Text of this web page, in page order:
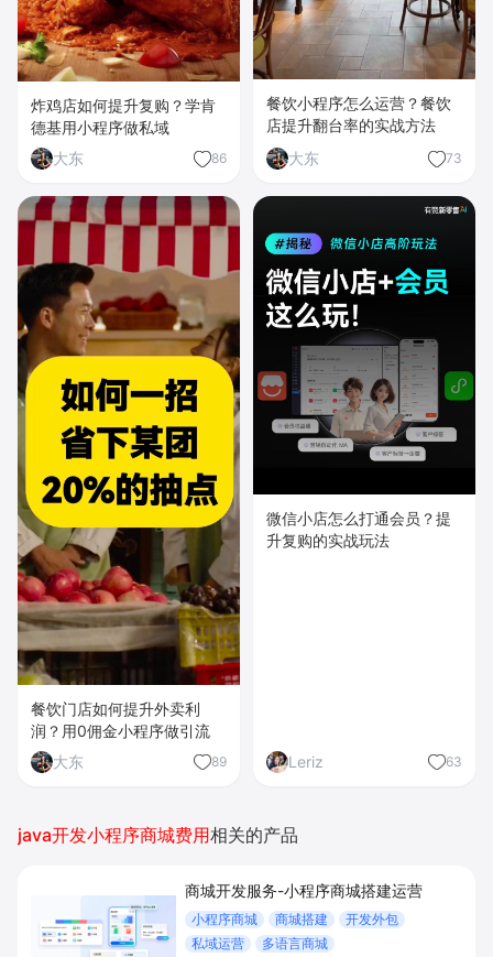
炸鸡店如何提升复购？学肯
德基用小程序做私域
大东
86
餐饮小程序怎么运营？餐饮
店提升翻台率的实战方法
大东
73
餐饮门店如何提升外卖利
润？用0佣金小程序做引流
大东
89
微信小店怎么打通会员？提
升复购的实战玩法
Leriz 63
java开发小程序商城费用相关的产品
商城开发服务-小程序商城搭建运营
小程序商城 商城搭建
开发外包
私域运营
多语言商城